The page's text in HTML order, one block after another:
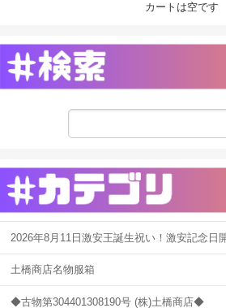
カートは空です
2026年8月11日激安王誕生祝い！激安記念日
土橋商店名物服箱
◆古物第304401308190号 (株)土橋商店◆